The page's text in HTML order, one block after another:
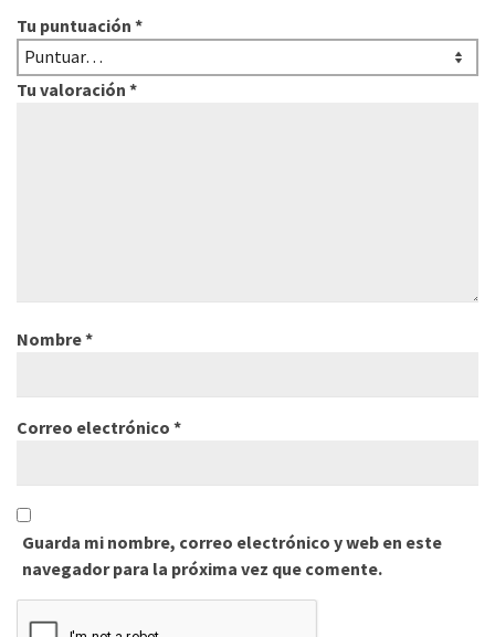
Tu puntuación *
Tu valoración *
Nombre*
Correo electrónico *
Guarda mi nombre, correo electrónico y web en este
navegador para la próxima vez que comente.